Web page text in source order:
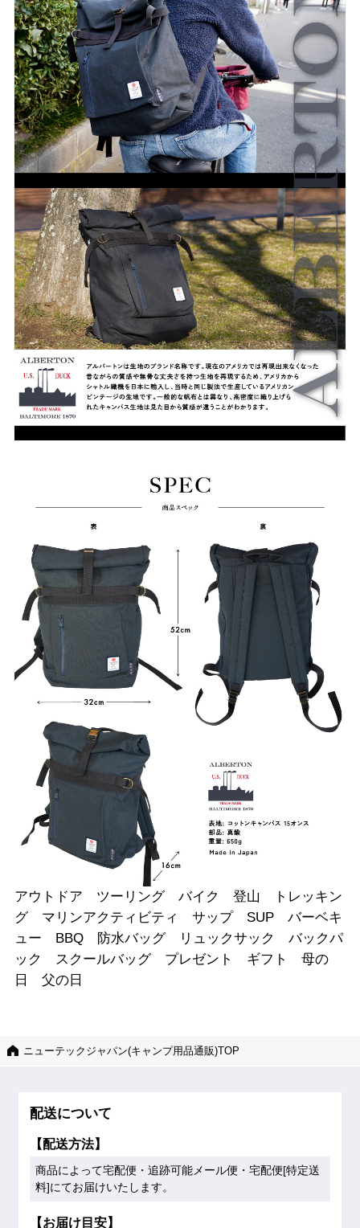
アウトドア ツーリング バイク 登山 トレッキン
グ マリンアクティビティ サップ SUP バーベキ
ュー BBQ 防水バッグ リュックサック バックパ
ック スクールバッグ プレゼント ギフト 母の
日 父の日
ニューテックジャパン(キャンプ用品通販)TOP
配送について
【配送方法】
商品によって宅配便・追跡可能メール便・宅配便[特定送
料]にてお届けいたします。
【お届け目安】